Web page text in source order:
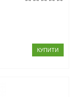
КУПИТИ